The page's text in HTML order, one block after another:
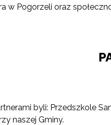
w Pogorzeli oraz
byli: Przedszkole
naszej Gminy.